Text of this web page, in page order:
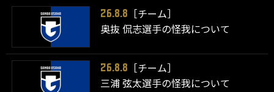
26.8.8
［チーム］
奥抜 侃志選手の怪我について
26.8.8
［チーム］
三浦 弦太選手の怪我について